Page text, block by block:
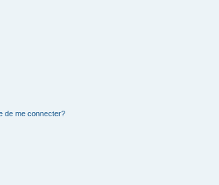
de me connecter?